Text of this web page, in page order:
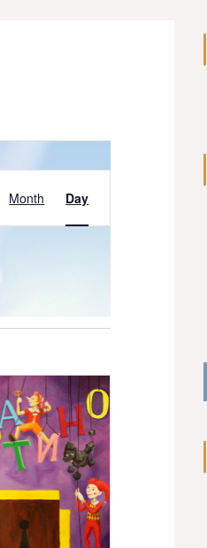
Event
Views
Month Day